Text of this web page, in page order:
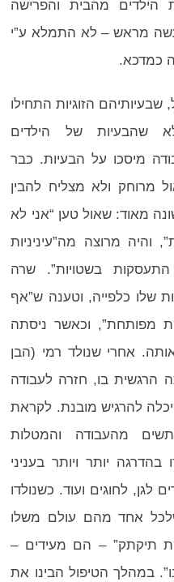
הילדים מהבית והפרישה
מראש – לא התמלא ע”י
כמדכא.
שבעיותיהם הזוגיות התחילו
שהבעיות של הילדים
מיסכו על הבעיות. כבר
מרוחק ולא מצליח להבין
מאוד: שאול טען “אני לא
והיה מרוצה מה”עיניניות
בשטויות”. שרה
שלו כלפייה, וטענה ש”אף
מפותחת”, וכאשר ניסתה
אחרי שנולד רמי (הבן
הרגשית בו, חזרה לעבודה
להרגיש מובנת. לקראת
מהעבודה והמטלות
בהדרגה יותר ויותר בעניני
לגן, לחוגים ועוד. כשנולדו
אחד מהם עולם משלו
תיקתק” – הם מעידים –
במהלך הטיפול הבינו את